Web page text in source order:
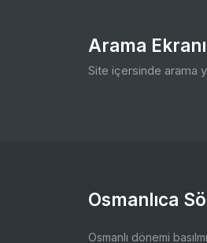
Arama Ekranı
Site içersinde arama
Osmanlıca
Osmanlı dönemi